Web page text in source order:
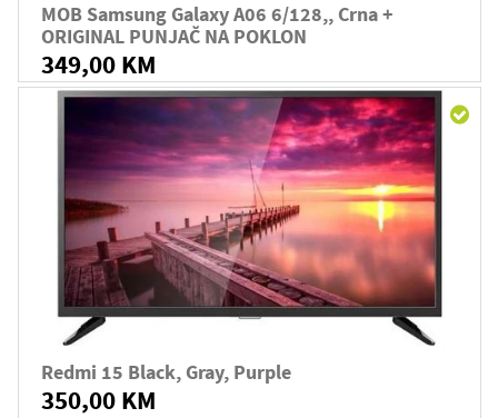
MOB Samsung Galaxy A06 6/128,, Crna +
ORIGINAL PUNJAČ NA POKLON
349,00 KM
Redmi 15 Black, Gray, Purple
350,00 KM